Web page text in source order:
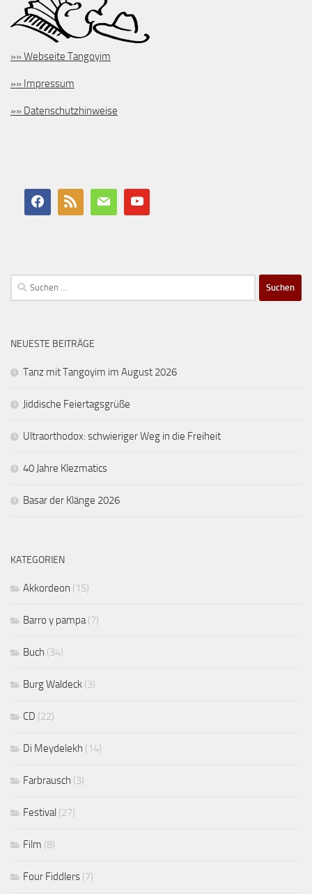
»» Webseite Tangoyim
»» Impressum
»» Datenschutzhinweise
Suchen
nach:
NEUESTE BEITRÄGE
Tanz mit Tangoyim im August 2026
Jiddische Feiertagsgrüße
Ultraorthodox: schwieriger Weg in die Freiheit
40 Jahre Klezmatics
Basar der Klänge 2026
KATEGORIEN
Akkordeon (15)
Barro y pampa (7)
Buch (34)
Burg Waldeck (3)
CD (22)
Di Meydelekh (14)
Farbrausch (3)
Festival (27)
Film (8)
Four Fiddlers (7)